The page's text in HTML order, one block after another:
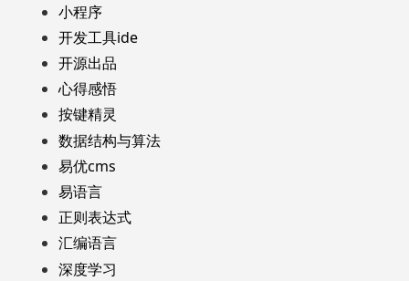
小程序
开发工具ide
开源出品
心得感悟
按键精灵
数据结构与算法
易优cms
易语言
正则表达式
汇编语言
深度学习